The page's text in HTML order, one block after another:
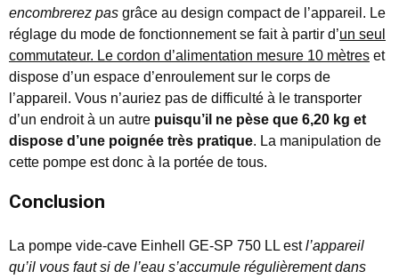
encombrerez pas grâce au design compact de l’appareil. Le
réglage du mode de fonctionnement se fait à partir d’un seul
commutateur. Le cordon d’alimentation mesure 10 mètres et
dispose d’un espace d’enroulement sur le corps de
l’appareil. Vous n’auriez pas de difficulté à le transporter
d’un endroit à un autre puisqu’il ne pèse que 6,20 kg et
dispose d’une poignée très pratique. La manipulation de
cette pompe est donc à la portée de tous.
Conclusion
La pompe vide-cave Einhell GE-SP 750 LL estl’appareil
qu’il vous faut si de l’eau s’accumule régulièrement dans